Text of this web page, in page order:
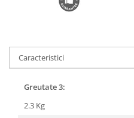
Caracteristici
Greutate 3:
2.3 Kg